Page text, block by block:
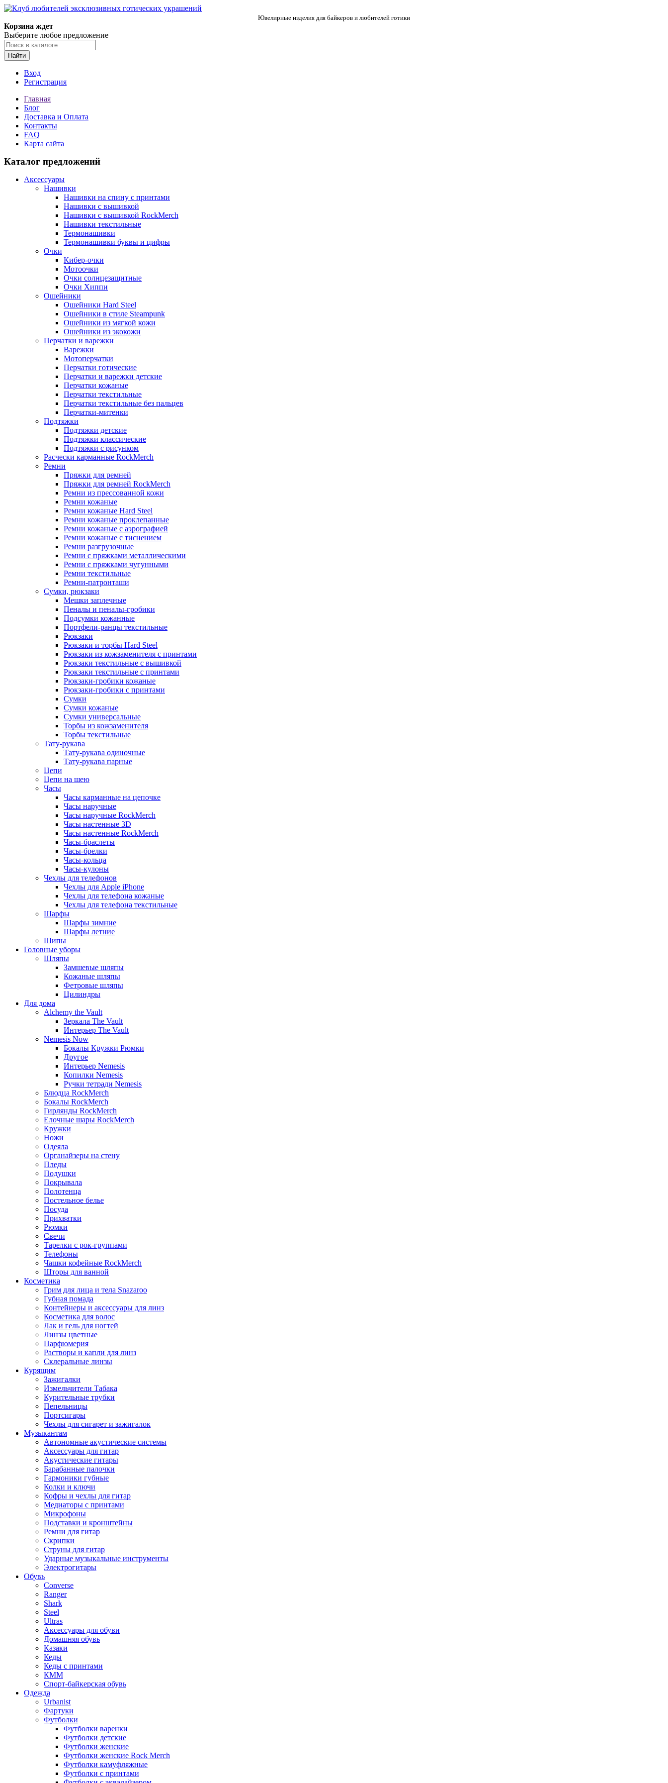
Ювелирные изделия для байкеров и любителей готики
Корзина ждет
Выберите любое предложение
Найти
Вход
Регистрация
Главная
Блог
Доставка и Оплата
Контакты
FAQ
Карта сайта
Каталог предложений
Аксессуары
Нашивки
Нашивки на спину с принтами
Нашивки с вышивкой
Нашивки с вышивкой RockMerch
Нашивки текстильные
Термонашивки
Термонашивки буквы и цифры
Очки
Кибер-очки
Мотоочки
Очки солнцезащитные
Очки Хиппи
Ошейники
Ошейники Hard Steel
Ошейники в стиле Steampunk
Ошейники из мягкой кожи
Ошейники из экокожи
Перчатки и варежки
Варежки
Мотоперчатки
Перчатки готические
Перчатки и варежки детские
Перчатки кожаные
Перчатки текстильные
Перчатки текстильные без пальцев
Перчатки-митенки
Подтяжки
Подтяжки детские
Подтяжки классические
Подтяжки с рисунком
Расчески карманные RockMerch
Ремни
Пряжки для ремней
Пряжки для ремней RockMerch
Ремни из прессованной кожи
Ремни кожаные
Ремни кожаные Hard Steel
Ремни кожаные проклепанные
Ремни кожаные с аэрографией
Ремни кожаные с тиснением
Ремни разгрузочные
Ремни с пряжками металлическими
Ремни с пряжками чугунными
Ремни текстильные
Ремни-патронташи
Сумки, рюкзаки
Мешки заплечные
Пеналы и пеналы-гробики
Подсумки кожанные
Портфели-ранцы текстильные
Рюкзаки
Рюкзаки и торбы Hard Steel
Рюкзаки из кожзаменителя с принтами
Рюкзаки текстильные с вышивкой
Рюкзаки текстильные с принтами
Рюкзаки-гробики кожаные
Рюкзаки-гробики с принтами
Сумки
Сумки кожаные
Сумки универсальные
Торбы из кожзаменителя
Торбы текстильные
Тату-рукава
Тату-рукава одиночные
Тату-рукава парные
Цепи
Цепи на шею
Часы
Часы карманные на цепочке
Часы наручные
Часы наручные RockMerch
Часы настенные 3D
Часы настенные RockMerch
Часы-браслеты
Часы-брелки
Часы-кольца
Часы-кулоны
Чехлы для телефонов
Чехлы для Apple iPhone
Чехлы для телефона кожаные
Чехлы для телефона текстильные
Шарфы
Шарфы зимние
Шарфы летние
Шипы
Головные уборы
Шляпы
Замшевые шляпы
Кожаные шляпы
Фетровые шляпы
Цилиндры
Для дома
Alchemy the Vault
Зеркала The Vault
Интерьер The Vault
Nemesis Now
Бокалы Кружки Рюмки
Другое
Интерьер Nemesis
Копилки Nemesis
Ручки тетради Nemesis
Блюдца RockMerch
Бокалы RockMerch
Гирлянды RockMerch
Елочные шары RockMerch
Кружки
Ножи
Одеяла
Органайзеры на стену
Пледы
Подушки
Покрывала
Полотенца
Постельное белье
Посуда
Прихватки
Рюмки
Свечи
Тарелки с рок-группами
Телефоны
Чашки кофейные RockMerch
Шторы для ванной
Косметика
Грим для лица и тела Snazaroo
Губная помада
Контейнеры и аксессуары для линз
Косметика для волос
Лак и гель для ногтей
Линзы цветные
Парфюмерия
Растворы и капли для линз
Склеральные линзы
Курящим
Зажигалки
Измельчители Табака
Курительные трубки
Пепельницы
Портсигары
Чехлы для сигарет и зажигалок
Музыкантам
Автономные акустические системы
Аксессуары для гитар
Акустические гитары
Барабанные палочки
Гармоники губные
Колки и ключи
Кофры и чехлы для гитар
Медиаторы с принтами
Микрофоны
Подставки и кронштейны
Ремни для гитар
Скрипки
Струны для гитар
Ударные музыкальные инструменты
Электрогитары
Обувь
Converse
Ranger
Shark
Steel
Ultras
Аксессуары для обуви
Домашняя обувь
Казаки
Кеды
Кеды с принтами
КММ
Спорт-байкерская обувь
Одежда
Urbanist
Фартуки
Футболки
Футболки варенки
Футболки детские
Футболки женские
Футболки женские Rock Merch
Футболки камуфляжные
Футболки с принтами